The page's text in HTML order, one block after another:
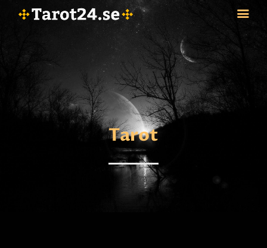
ASTROLOGI
STJÄRNTECKEN
TAROT
SPÅDAM-SIERSKA
JOBBA SOM SPÅDAM
Tarot